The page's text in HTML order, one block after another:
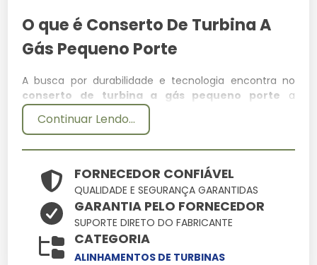
O que é Conserto De Turbina A
Gás Pequeno Porte
A busca por durabilidade e tecnologia encontra no
conserto de turbina a gás pequeno porte a
resposta ideal para demandas rigorosas. Aqui você
encontra o suporte técnico necessário para que o uso
em ganho de produtividade e redução de custos
operacionais.
Especificações Técnicas
Atributo
Ligas metálicas
Continuar Lendo...
FORNECEDOR CONFIÁVEL
QUALIDADE E SEGURANÇA GARANTIDAS
GARANTIA PELO FORNECEDOR
SUPORTE DIRETO DO FABRICANTE
CATEGORIA
ALINHAMENTOS DE TURBINAS